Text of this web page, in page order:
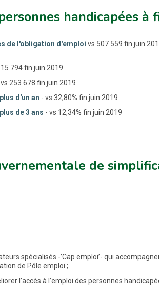
handicapées à
de l'obligation d'emploi vs 507 559 fin juin
794 fin juin 2019
253 678 fin juin 2019
d'un an - vs 32,80% fin juin 2019
de 3 ans - vs 12,34% fin juin 2019
de
spécialisés -’Cap emploi’- qui
de Pôle emploi ;
l’accès à l’emploi des personnes